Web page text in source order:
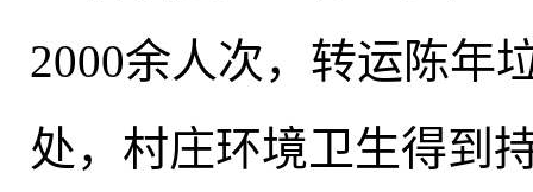
2000余人次， 转运陈年
处， 村庄环境卫生得到